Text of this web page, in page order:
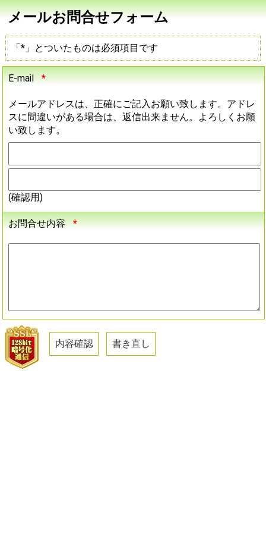
メールお問合せフォーム
「*」とついたものは必須項目です
E-mail *
メールアドレスは、正確にご記入お願い致します。アドレ
スに間違いがある場合は、返信出来ません。よろしくお願
い致します。
(確認用)
お問合せ内容 *